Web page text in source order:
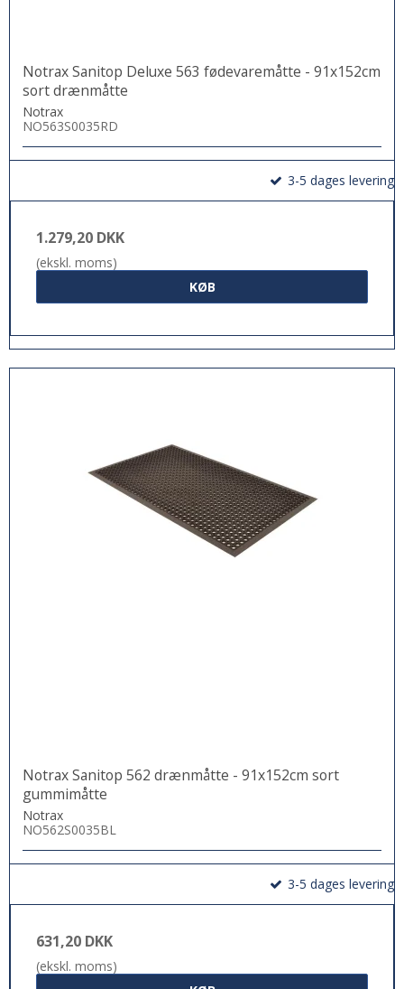
Notrax Sanitop Deluxe 563 fødevaremåtte - 91x152cm
sort drænmåtte
Notrax
NO563S0035RD
3-5 dages levering
1.279,20 DKK
(ekskl. moms)
KØB
Notrax Sanitop 562 drænmåtte - 91x152cm sort
gummimåtte
Notrax
NO562S0035BL
3-5 dages levering
631,20 DKK
(ekskl. moms)